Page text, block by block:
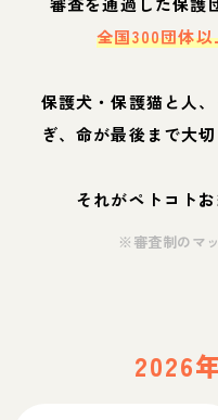
全国300団体以
保護犬・保護猫と人
ぎ、命が最後まで大
それがペトコト
※審査制のマ
2026